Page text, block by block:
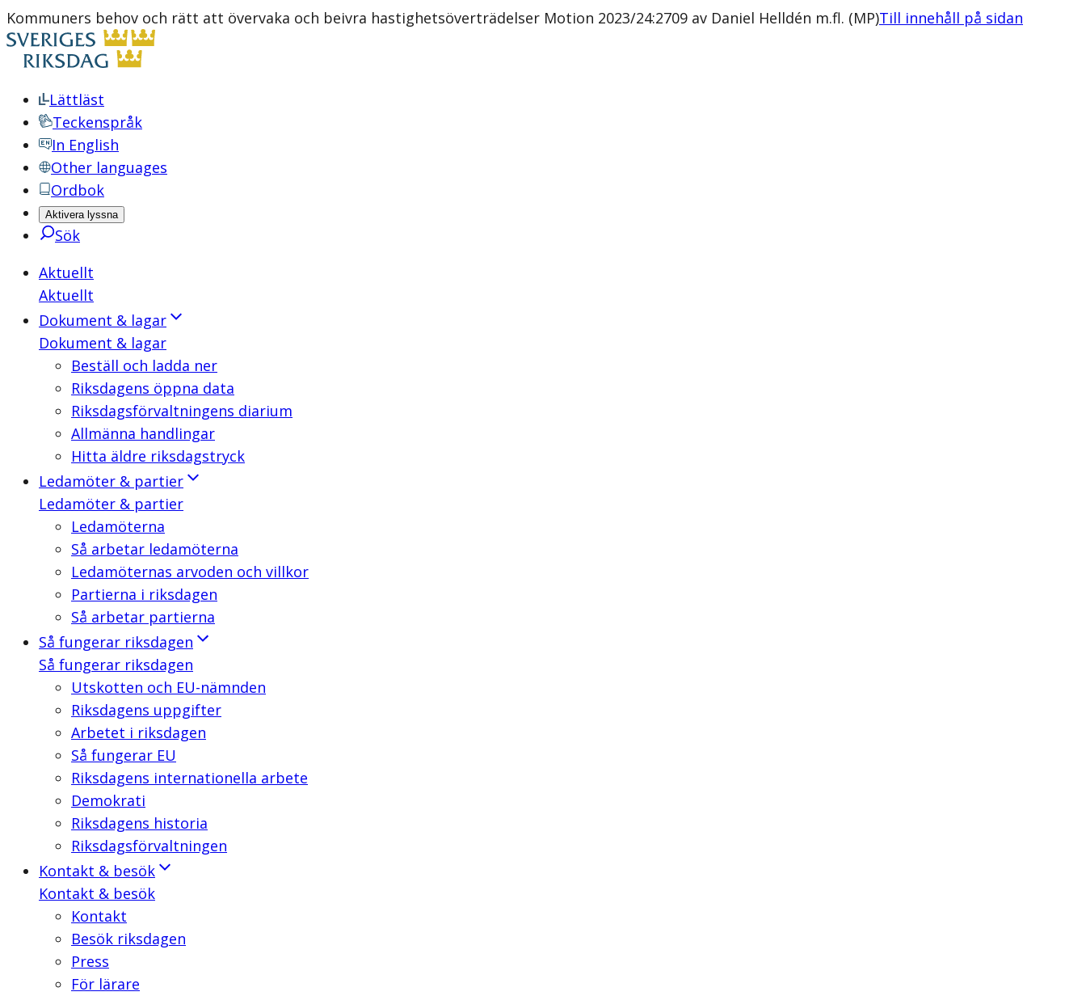
Kommuners behov och rätt att övervaka och beivra hastighetsöverträdelser Motion 2023/24:2709 av Daniel Helldén m.fl. (MP)Till innehåll på sidan
Lättläst
Teckenspråk
In English
Other languages
Ordbok
Aktivera lyssna
Sök
Aktuellt
Aktuellt
Dokument & lagar
Dokument & lagar
Beställ och ladda ner
Riksdagens öppna data
Riksdagsförvaltningens diarium
Allmänna handlingar
Hitta äldre riksdagstryck
Ledamöter & partier
Ledamöter & partier
Ledamöterna
Så arbetar ledamöterna
Ledamöternas arvoden och villkor
Partierna i riksdagen
Så arbetar partierna
Så fungerar riksdagen
Så fungerar riksdagen
Utskotten och EU-nämnden
Riksdagens uppgifter
Arbetet i riksdagen
Så fungerar EU
Riksdagens internationella arbete
Demokrati
Riksdagens historia
Riksdagsförvaltningen
Kontakt & besök
Kontakt & besök
Kontakt
Besök riksdagen
Press
För lärare